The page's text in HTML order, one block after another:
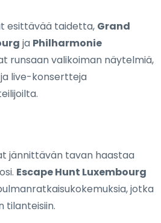
esittävää taidetta, Grand
ja Philharmonie
runsaan valikoiman näytelmiä,
live-konsertteja
jännittävän tavan haastaa
Escape Hunt Luxembourg
jotka
tilanteisiin.